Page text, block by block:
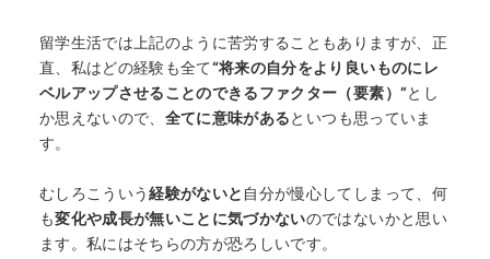
留学生活では上記のように苦労することもありますが、正
直、私はどの経験も全て“将来の自分をより良いものにレ
ベルアップさせることのできるファクター（要素）”とし
か思えないので、 全てに意味があるといつも思っていま
す。
むしろこういう経験がないと 自分が慢心してしまって、何
も変化や成長が無いことに気づかないのではないかと思い
ます。私にはそちらの方が恐ろしいです。